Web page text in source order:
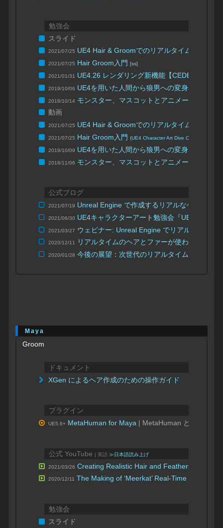
勉強会
スライド
2021/07/25 UE4 Hair & Groomでのリアルタイムファーレ
2021/07/25 Hair Groom入門 [ss]
2021/01/31 UE4.26 レンダリング新機能【
2019/10/06 UE4を用いた人間から狼男への変身表現法の
2018/10/14 モンスター、マスコットとアニメーションの
動画
2021/07/25 UE4 Hair & Groomでのリアルタイムファー
2021/07/25 Hair Groom入門(UE4 Character Art Dive Online)
2019/10/09 UE4を用いた人間から狼男への変身表現法の
2018/11/06 モンスター、マスコットとアニメーションの
公式ブログ
2021/07/19 Unreal Engine で作成するリアルなヘアとフ
2021/06/30 UE4キャラクターアート勉強会『UE4
2021/03/27 ウェビナー: Unreal Engine でリアルなヘアと
2020/12/11 リアルタイムのヘアとファーが使われた
2020/01/28 今後の展望：次世代のリアルタイムでの髪と
Maya
Groom
ドキュメント
XGen によるヘア作成のための操作ガイド
プラグイン
UE5.6+ MetaHuman for Maya | MetaHuman と XGen
公式 YouTube | 英語 ≫日本語読み上げ
2021/03/26 Creating Realistic Hair and Feathers in
2020/12/11 The Making of ‘Meerkat’ Real-Time Hair &
勉強会
スライド